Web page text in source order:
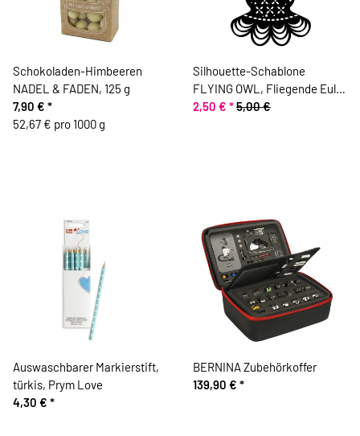
Schokoladen-Himbeeren
NADEL & FADEN, 125 g
7,90 € *
52,67 € pro 1000 g
Silhouette-Schablone
FLYING OWL, Fliegende Eule,
15 x 15 cm
2,50 € *5,00 €
Auswaschbarer Markierstift,
türkis, Prym Love
4,30 € *
BERNINA Zubehörkoffer
139,90 € *